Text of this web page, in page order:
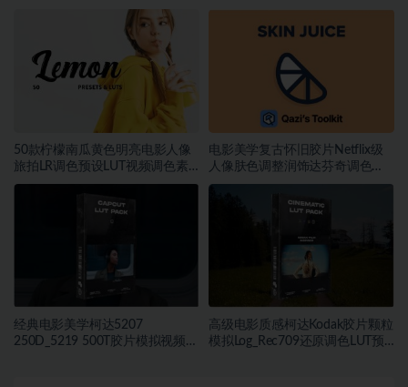
50款柠檬南瓜黄色明亮电影人像
旅拍LR调色预设LUT视频调色素
材
电影美学复古怀旧胶片Netflix级
人像肤色调整润饰达芬奇调色
DCTL插件
经典电影美学柯达5207
250D_5219 500T胶片模拟视频色
高级电影质感柯达Kodak胶片颗粒
模拟Log_Rec709还原调色LUT预